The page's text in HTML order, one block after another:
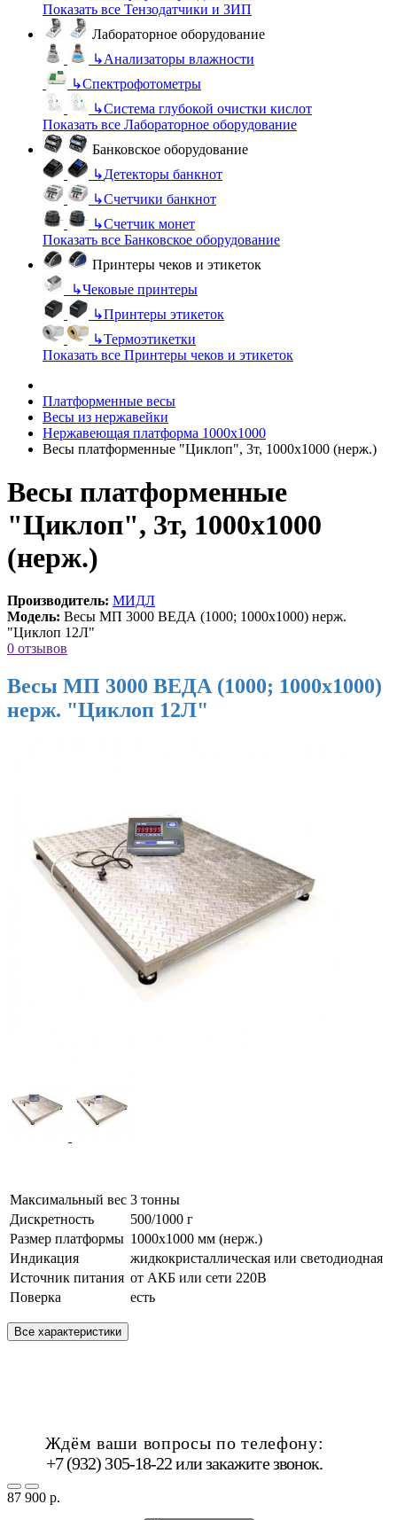
Показать все Тензодатчики и ЗИП
Лабораторное оборудование
↳Анализаторы влажности
↳Спектрофотометры
↳Система глубокой очистки кислот
Показать все Лабораторное оборудование
Банковское оборудование
↳Детекторы банкнот
↳Счетчики банкнот
↳Счетчик монет
Показать все Банковское оборудование
Принтеры чеков и этикеток
↳Чековые принтеры
↳Принтеры этикеток
↳Термоэтикетки
Показать все Принтеры чеков и этикеток
Платформенные весы
Весы из нержавейки
Нержавеющая платформа 1000х1000
Весы платформенные "Циклоп", 3т, 1000х1000 (нерж.)
Весы платформенные
"Циклоп", 3т, 1000х1000
(нерж.)
Производитель: МИДЛ
Модель: Весы МП 3000 ВЕДА (1000; 1000х1000) нерж.
"Циклоп 12Л"
0 отзывов
Весы МП 3000 ВЕДА (1000; 1000х1000)
нерж. "Циклоп 12Л"
Максимальный вес 3 тонны
Дискретность
500/1000 г
Размер платформы 1000х1000 мм (нерж.)
Индикация
жидкокристаллическая или светодиодная
Источник питания от АКБ или сети 220В
Поверка
есть
Все характеристики
Ждём ваши вопросы по телефону:
+7 (932) 305-18-22 илизакажите звонок.
87 900 р.